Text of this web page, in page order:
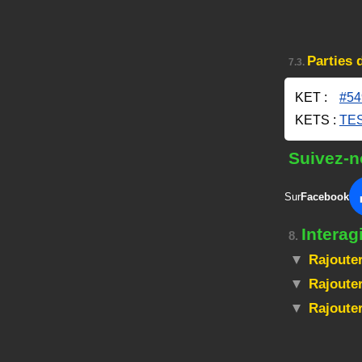
7.3. Parties
KET :
KETS :
Suivez-
SurFacebook
8.